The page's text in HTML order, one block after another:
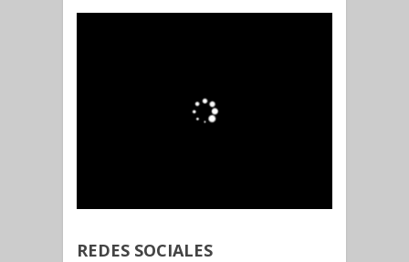
REDES SOCIALES